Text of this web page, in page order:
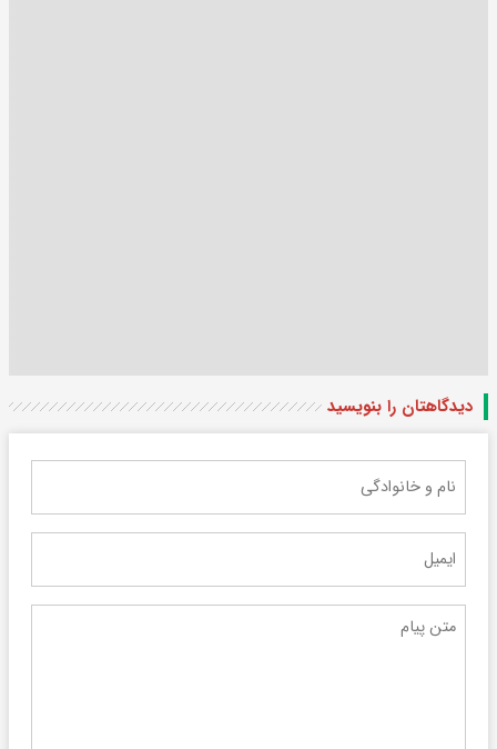
دیدگاهتان را بنویسید